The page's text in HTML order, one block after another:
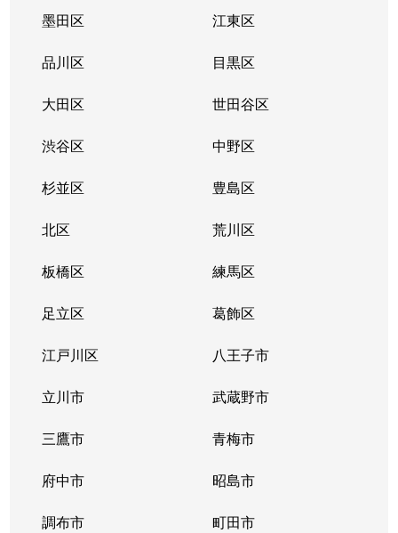
墨田区 江東区
品川区 目黒区
大田区 世田谷区
渋谷区 中野区
杉並区 豊島区
北区 荒川区
板橋区 練馬区
足立区 葛飾区
江戸川区 八王子市
立川市 武蔵野市
三鷹市 青梅市
府中市 昭島市
調布市 町田市